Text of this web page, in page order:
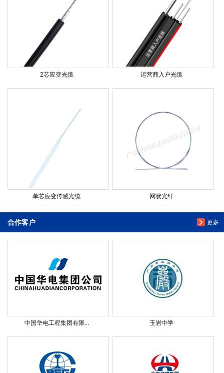
2芯应变光缆 运营商入户光缆
单芯应变传感光缆 网状光纤
更多
合作客户
中国华电工程集团有限... 玉岩中学